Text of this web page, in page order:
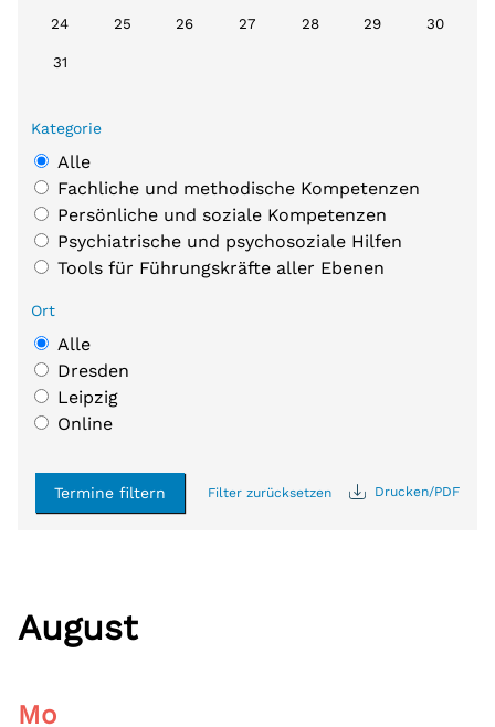
24 25 26 27 28 29 30
31
Kategorie
Alle
Fachliche und methodische Kompetenzen
Persönliche und soziale Kompetenzen
Psychiatrische und psychosoziale Hilfen
Tools für Führungskräfte aller Ebenen
Ort
Alle
Dresden
Leipzig
Online
Termine filtern Filter zurücksetzen Drucken/PDF
August
Mo